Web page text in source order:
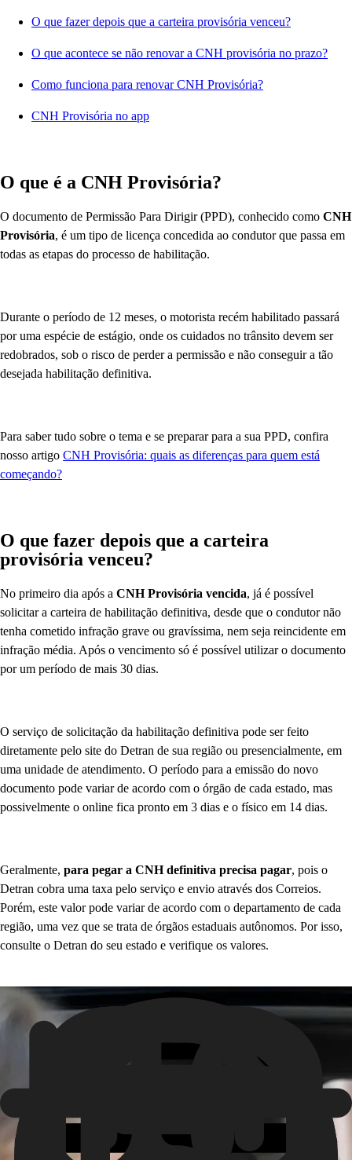
O que fazer depois que a carteira provisória venceu?
O que acontece se não renovar a CNH provisória no prazo?
Como funciona para renovar CNH Provisória?
CNH Provisória no app
O que é a CNH Provisória?
O documento de Permissão Para Dirigir (PPD), conhecido como CNH
Provisória, é um tipo de licença concedida ao condutor que passa em
todas as etapas do processo de habilitação.
Durante o período de 12 meses, o motorista recém habilitado passará
por uma espécie de estágio, onde os cuidados no trânsito devem ser
redobrados, sob o risco de perder a permissão e não conseguir a tão
desejada habilitação definitiva.
Para saber tudo sobre o tema e se preparar para a sua PPD, confira
nosso artigo CNH Provisória: quais as diferenças para quem está
começando?
O que fazer depois que a carteira
provisória venceu?
No primeiro dia após a CNH Provisória vencida, já é possível
solicitar a carteira de habilitação definitiva, desde que o condutor não
tenha cometido infração grave ou gravíssima, nem seja reincidente em
infração média. Após o vencimento só é possível utilizar o documento
por um período de mais 30 dias.
O serviço de solicitação da habilitação definitiva pode ser feito
diretamente pelo site do Detran de sua região ou presencialmente, em
uma unidade de atendimento. O período para a emissão do novo
documento pode variar de acordo com o órgão de cada estado, mas
possivelmente o online fica pronto em 3 dias e o físico em 14 dias.
Geralmente, para pegar a CNH definitiva precisa pagar, pois o
Detran cobra uma taxa pelo serviço e envio através dos Correios.
Porém, este valor pode variar de acordo com o departamento de cada
região, uma vez que se trata de órgãos estaduais autônomos. Por isso,
consulte o Detran do seu estado e verifique os valores.